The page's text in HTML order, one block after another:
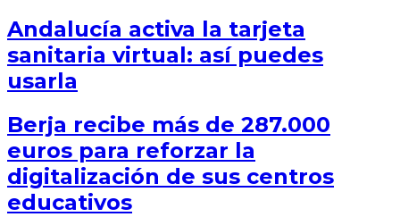
Andalucía activa la tarjeta
sanitaria virtual: así puedes
usarla
Berja recibe más de 287.000
euros para reforzar la
digitalización de sus centros
educativos